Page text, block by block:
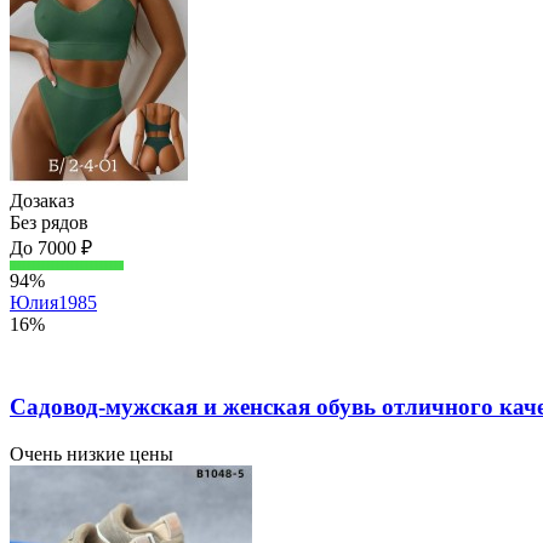
Дозаказ
Без рядов
До 7000 ₽
94%
Юлия1985
16%
Садовод-мужская и женская обувь отличного
Очень низкие цены